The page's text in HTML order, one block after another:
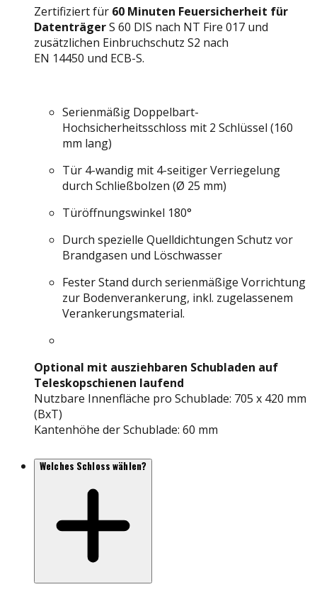
Zertifiziert für 60 Minuten Feuersicherheit für
DatenträgerS 60 DIS nach NT Fire 017 und
zusätzlichen Einbruchschutz S2 nach
EN 14450 und ECB-S.
Serienmäßig Doppelbart-
Hochsicherheitsschloss mit 2 Schlüssel (160
mm lang)
Tür 4-wandig mit 4-seitiger Verriegelung
durch Schließbolzen (Ø 25 mm)
Türöffnungswinkel 180°
Durch spezielle Quelldichtungen Schutz vor
Brandgasen und Löschwasser
Fester Stand durch serienmäßige Vorrichtung
zur Bodenverankerung, inkl. zugelassenem
Verankerungsmaterial.
Optional mit ausziehbaren Schubladen auf
Teleskopschienen laufend
Nutzbare Innenfläche pro Schublade: 705 x 420 mm
(BxT)
Kantenhöhe der Schublade: 60 mm
Welches Schloss wählen?